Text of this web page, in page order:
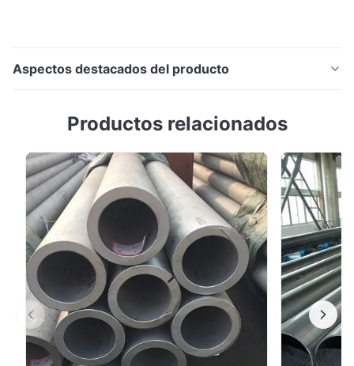
Aspectos destacados del producto
resistente al calor ASTM A355 P22 DN400 Sch80 El
tubería de acero de baja aleación y resistente al calor
(acero al cromo-molibdeno). Sus características
principales son: Material: 2.25Cr-1Mo (2.25% ...
Productos relacionados